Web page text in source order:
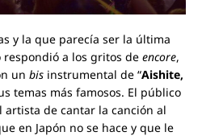
y la que parecía ser la última
respondió a los gritos de encore,
un bis instrumental de “Aishite,
temas más famosos. El público
de cantar la canción al
en Japón no se hace y que le